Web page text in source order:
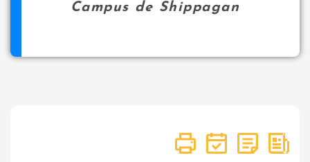
Campus de Shippagan